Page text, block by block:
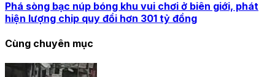
Phá sòng bạc núp bóng khu vui chơi ở biên giới, phát
hiện lượng chip quy đổi hơn 301 tỷ đồng
Cùng chuyên mục